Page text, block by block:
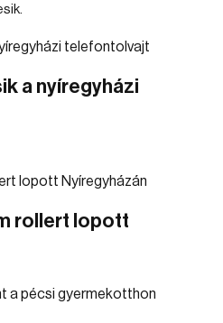
a nyíregyházi
rollert lopott